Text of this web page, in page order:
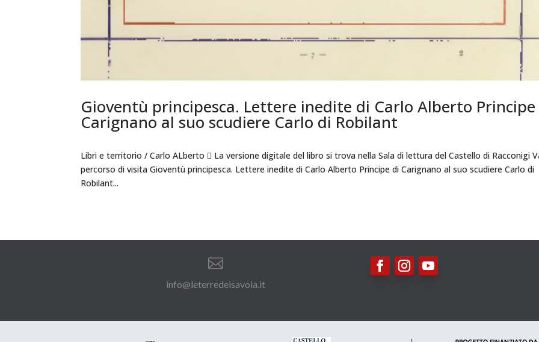
Gioventù principesca. Lettere inedite di Carlo Alberto
Carignano al suo scudiere Carlo di Robilant
Libri e territorio / Carlo ALberto  La versione digitale del libro si trova nella Sala di lettura del Castello di Racconigi
percorso di visita Gioventù principesca. Lettere inedite di Carlo Alberto Principe di Carignano al suo scudiere Carlo di
Robilant...

info@leterredeisavoia.it